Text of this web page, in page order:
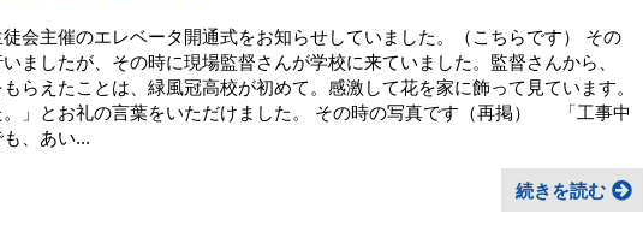
会主催のエレベータ開通式をお知らせしていました。（こちらです） その
ましたが、その時に現場監督さんが学校に来ていました。監督さんから、
もらえたことは、緑風冠高校が初めて。感激して花を家に飾って見ています。
。」とお礼の言葉をいただけました。 その時の写真です（再掲） 「工事中
、あい...
続きを読む